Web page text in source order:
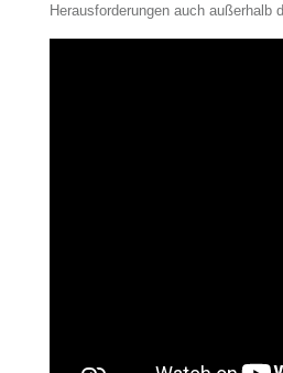
Herausforderungen auch außerhalb